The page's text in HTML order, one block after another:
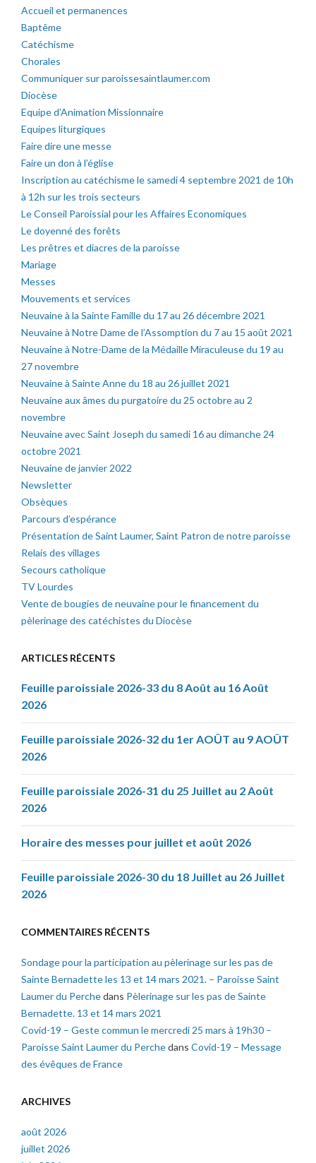
Accueil et permanences
Baptême
Catéchisme
Chorales
Communiquer sur paroissesaintlaumer.com
Diocèse
Equipe d’Animation Missionnaire
Equipes liturgiques
Faire dire une messe
Faire un don à l’église
Inscription au catéchisme le samedi 4 septembre 2021 de 10h
à 12h sur les trois secteurs
Le Conseil Paroissial pour les Affaires Economiques
Le doyenné des forêts
Les prêtres et diacres de la paroisse
Mariage
Messes
Mouvements et services
Neuvaine à la Sainte Famille du 17 au 26 décembre 2021
Neuvaine à Notre Dame de l’Assomption du 7 au 15 août 2021
Neuvaine à Notre-Dame de la Médaille Miraculeuse du 19 au
27 novembre
Neuvaine à Sainte Anne du 18 au 26 juillet 2021
Neuvaine aux âmes du purgatoire du 25 octobre au 2
novembre
Neuvaine avec Saint Joseph du samedi 16 au dimanche 24
octobre 2021
Neuvaine de janvier 2022
Newsletter
Obsèques
Parcours d’espérance
Présentation de Saint Laumer, Saint Patron de notre paroisse
Relais des villages
Secours catholique
TV Lourdes
Vente de bougies de neuvaine pour le financement du
pèlerinage des catéchistes du Diocèse
ARTICLES RÉCENTS
Feuille paroissiale 2026-33 du 8 Août au 16 Août
2026
Feuille paroissiale 2026-32 du 1er AOÛT au 9 AOÛT
2026
Feuille paroissiale 2026-31 du 25 Juillet au 2 Août
2026
Horaire des messes pour juillet et août 2026
Feuille paroissiale 2026-30 du 18 Juillet au 26 Juillet
2026
COMMENTAIRES RÉCENTS
Sondage pour la participation au pèlerinage sur les pas de
Sainte Bernadette les 13 et 14 mars 2021. – Paroisse Saint
Laumer du Perchedans Pèlerinage sur les pas de Sainte
Bernadette. 13 et 14 mars 2021
Covid-19 – Geste commun le mercredi 25 mars à 19h30 –
Paroisse Saint Laumer du Perchedans Covid-19 – Message
des évêques de France
ARCHIVES
août 2026
juillet 2026